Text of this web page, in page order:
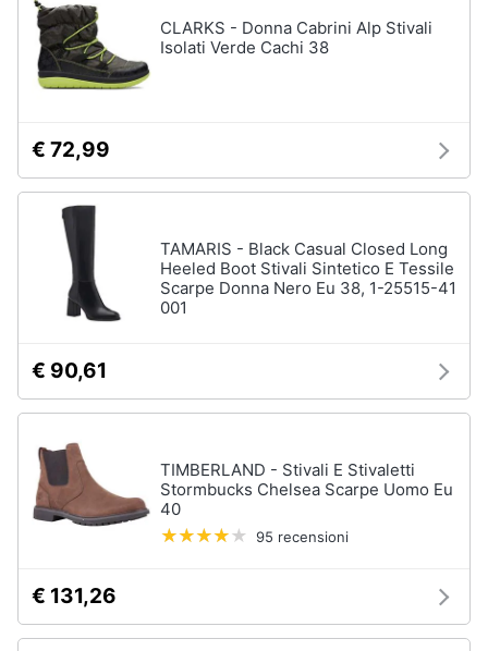
CLARKS - Donna Cabrini Alp Stivali
Isolati Verde Cachi 38
€ 72,99
TAMARIS - Black Casual Closed Long
Heeled Boot Stivali Sintetico E Tessile
Scarpe Donna Nero Eu 38, 1-25515-41
001
€ 90,61
TIMBERLAND - Stivali E Stivaletti
Stormbucks Chelsea Scarpe Uomo Eu
40
95 recensioni
€ 131,26